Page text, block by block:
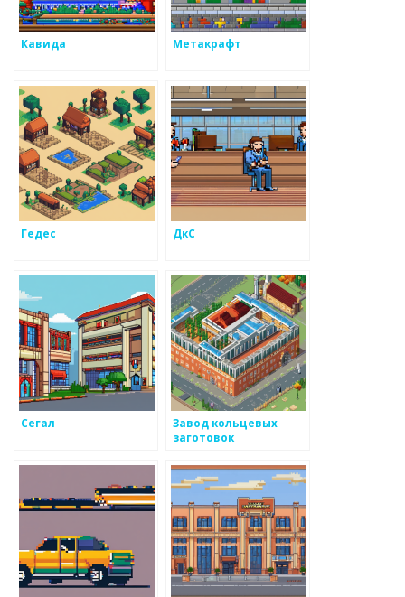
Кавида Метакрафт
Гедес ДкС
Сегал
Завод кольцевых
заготовок